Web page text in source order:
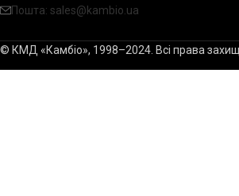
Пошта: sales@kambio.ua
© КМД «Камбіо», 1998–2024. Всі права